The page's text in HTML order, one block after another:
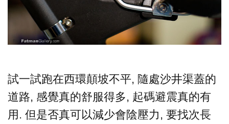
試一試跑在西環顛坡不平, 隨處沙井渠蓋的
道路, 感覺真的舒服得多, 起碼避震真的有
用. 但是否真可以減少會陰壓力, 要找次長